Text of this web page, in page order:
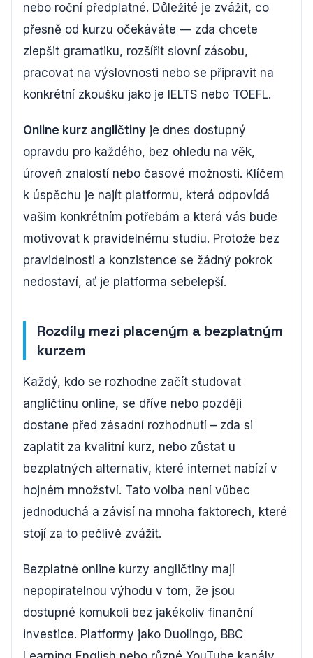
nebo roční předplatné. Důležité je zvážit, co
přesně od kurzu očekáváte — zda chcete
zlepšit gramatiku, rozšířit slovní zásobu,
pracovat na výslovnosti nebo se připravit na
konkrétní zkoušku jako je IELTS nebo TOEFL.
Online kurz angličtiny je dnes dostupný
opravdu pro každého, bez ohledu na věk,
úroveň znalostí nebo časové možnosti. Klíčem
k úspěchu je najít platformu, která odpovídá
vašim konkrétním potřebám a která vás bude
motivovat k pravidelnému studiu. Protože bez
pravidelnosti a konzistence se žádný pokrok
nedostaví, ať je platforma sebelepší.
Rozdíly mezi placeným a bezplatným
kurzem
Každý, kdo se rozhodne začít studovat
angličtinu online, se dříve nebo později
dostane před zásadní rozhodnutí – zda si
zaplatit za kvalitní kurz, nebo zůstat u
bezplatných alternativ, které internet nabízí v
hojném množství. Tato volba není vůbec
jednoduchá a závisí na mnoha faktorech, které
stojí za to pečlivě zvážit.
Bezplatné online kurzy angličtiny mají
nepopiratelnou výhodu v tom, že jsou
dostupné komukoli bez jakékoliv finanční
investice. Platformy jako Duolingo, BBC